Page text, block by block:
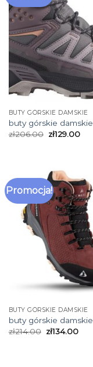
BUTY GÓRSKIE DAMSKIE
buty górskie damskie
zł206.00 zł129.00
Promocja!
BUTY GÓRSKIE DAMSKIE
buty górskie damskie
zł214.00 zł134.00